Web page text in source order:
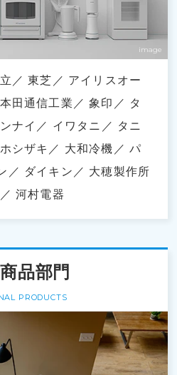
東芝
アイリスオー
本田通信工業 象印
タ
ナイ イワタニ
タニ
ホシザキ 大和冷機
パ
ダイキン
大穂製作所
河村電器
品部門
PRODUCTS